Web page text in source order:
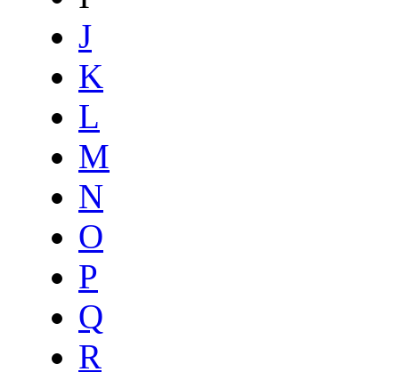
J
K
L
M
N
O
P
Q
R